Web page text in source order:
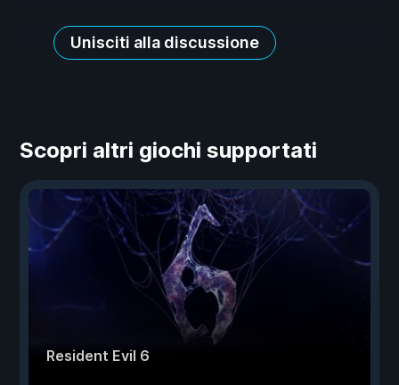
Unisciti alla discussione
Scopri altri giochi supportati
Resident Evil 6